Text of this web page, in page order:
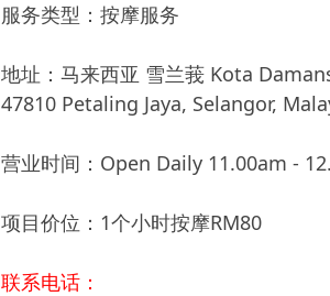
服务类型：按摩服务
地址：马来西亚 雪兰莪 Kota
47810 Petaling Jaya, Selangor,
营业时间：Open Daily 11.00am -
项目价位：1个小时按摩RM80
联系电话：